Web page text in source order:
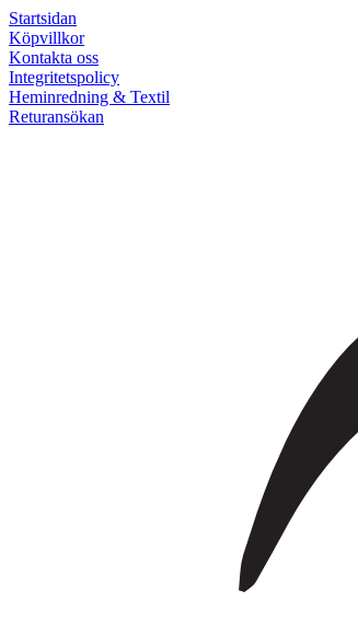
Startsidan
Köpvillkor
Kontakta oss
Integritetspolicy
Heminredning & Textil
Returansökan